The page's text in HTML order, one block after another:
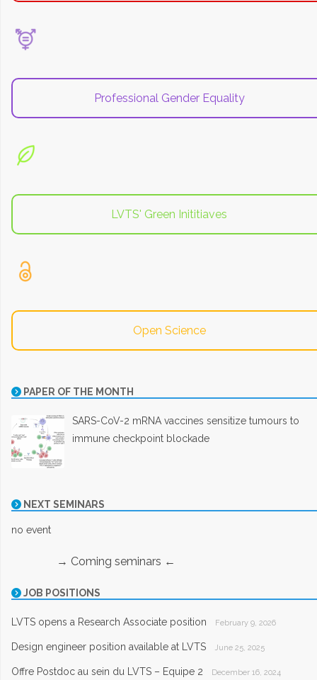
Professional Gender Equality
LVTS' Green Inititiaves
Open Science
PAPER OF THE MONTH
SARS-CoV-2 mRNA vaccines sensitize tumours to
immune checkpoint blockade
NEXT SEMINARS
no event
→ Coming seminars ←
JOB POSITIONS
LVTS opens a Research Associate position February 9, 2026
Design engineer position available at LVTS June 25, 2025
Offre Postdoc au sein du LVTS – Equipe 2 December 16, 2024